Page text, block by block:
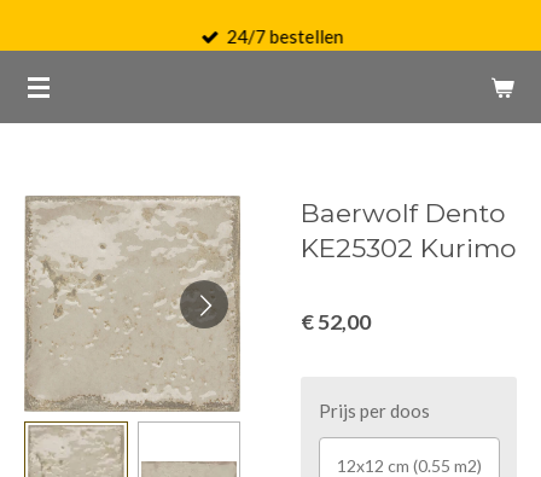
naar
de
24/7 bestellen
Baerwolf Dento
KE25302 Kurimo
€ 52,00
Prijs per doos
12x12 cm (0.55 m2)